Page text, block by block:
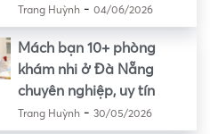
Trang Huỳnh- 04/06/2026
Mách bạn 10+ phòng
khám nhi ở Đà Nẵng
chuyên nghiệp, uy tín
Trang Huỳnh- 30/05/2026